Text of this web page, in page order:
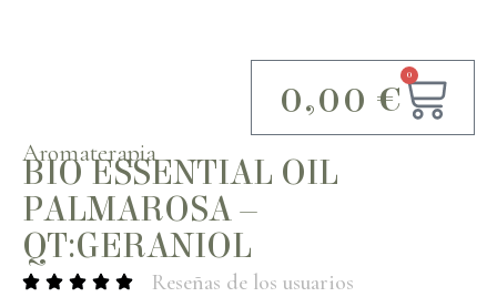
0,00€ 0
Aromaterapia
BIO ESSENTIAL OIL
PALMAROSA –
QT:GERANIOL
Reseñas de los usuarios